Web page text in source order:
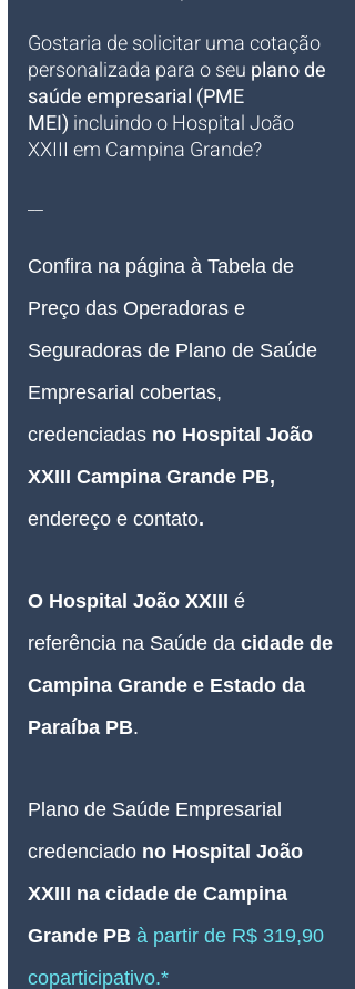
Gostaria de solicitar uma cotação
personalizada para o seu plano de
saúde empresarial (PME
MEI) incluindo o Hospital João
XXIII em Campina Grande?
__
Confira na página à Tabela de
Preço das Operadoras e
Seguradoras de Plano de Saúde
Empresarial cobertas,
credenciadas no Hospital João
XXIII Campina Grande PB,
endereço e contato.
O Hospital João XXIII é
referência na Saúde da cidade de
Campina Grande e Estado da
Paraíba PB.
Plano de Saúde Empresarial
credenciado no Hospital João
XXIII na cidade de Campina
Grande PB à partir de R$ 319,90
coparticipativo.*